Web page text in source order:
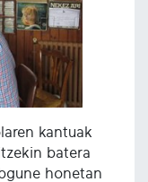
kantuak
batera
honetan